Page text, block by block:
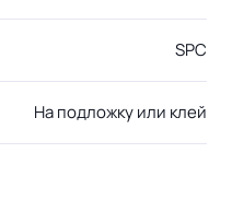
SPC
На подложку или клей